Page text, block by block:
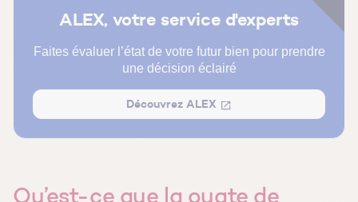
Quels sont les avantages et les inconvénients de la ouate
de cellulose ?
Comment se pose la ouate de cellulose ?
Quelle épaisseur de ouate de cellulose pour une
Comparaison de la ouate de cellulose avec d’autres
Quel est le coût de la ouate de cellulose ?
ALEX, votre service d'experts
Faites évaluer l’état de votre futur bien pour prendre
une décision éclairé
Découvrez ALEX